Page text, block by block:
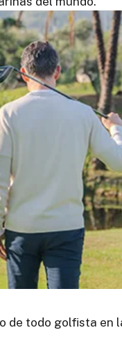
de todo golfista en